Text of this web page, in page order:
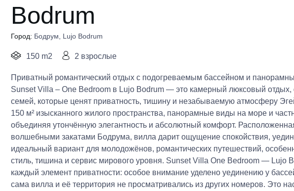
Bodrum
Город: Бодрум Lujo Bodrum
150 m2 2 взрослые
Приватный романтический отдых с подогреваемым бассейном и
Sunset Villa – One Bedroom в Lujo Bodrum — это камерный люксовый
семей, которые ценят приватность, тишину и незабываемую атмосферу
150 м² изысканного жилого пространства, панорамные виды на море и
объединяя утончённую элегантность и абсолютный комфорт.
волшебными закатами Бодрума, вилла дарит ощущение спокойствия,
идеальный вариант для молодожёнов, романтических путешествий,
стиль, тишина и сервис мирового уровня. Sunset Villa One Bedroom — Lujo
каждый элемент приватности: особое внимание уделено уединению у
сама вилла и её территория не просматривались из других номеров. Это